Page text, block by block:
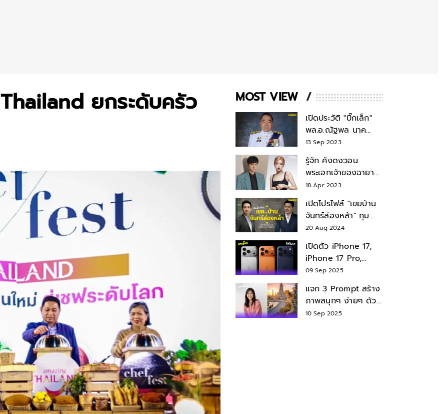
ยกระดับครัว MOST VIEW
เปิดประวัติ "บิ๊กเล็ก"
พล.อ.ณัฐพล นาค
พาณิชย์ จากเลขาฯ
สมช.-เลขาฯ
รมว.กลาโหม
13 Sep 2023
รู้จัก คังดงวอน
พระเอกเจ้าของฉายา
สมบัติแห่งชาติ หลังมี
18 Apr 2023
เปิดโปรไฟล์ "เขยบ้าน
จันทร์ส่องหล้า" กุม
บังเหียนธุรกิจตระกูล
"ชินวัตร"
20 Aug 2024
เปิดตัว iPhone 17,
iPhone 17 Pro,
iPhone 17 Air สเปค
09 Sep 2025
แจก 3 Prompt สร้าง
ภาพสนุกๆ ง่ายๆ ด้วย
Nano Banana ใน
10 Sep 2025